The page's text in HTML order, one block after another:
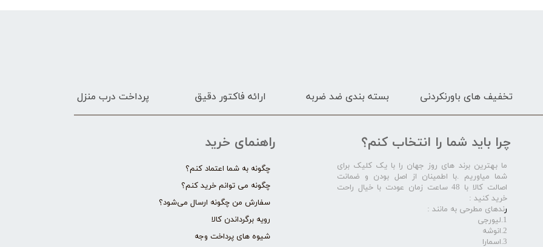
تخفیف های باورنکردنی بسته بندی ضد ضربه ارائه فاکتور دقیق پرداخت درب منزل
راهنمای خرید
چگونه به شما اعتماد کنم؟
چگونه می توانم خرید کنم؟
سفارش من چگونه ارسال می‌شود؟
رویه برگرداندن کالا
شیوه های پرداخت وجه
چرا باید شما را انتخاب کنم؟
ما بهترین برند های روز جهان را با یک کلیک برای
شما میاوریم .با اطمینان از اصل بودن و ضمانت
اصالت کالا با 48 ساعت زمان عودت با خیال راحت
خرید کنید :
رندهای مطرحی به مانند :
1.لیورجی
2.انوشه
3.اسمارا